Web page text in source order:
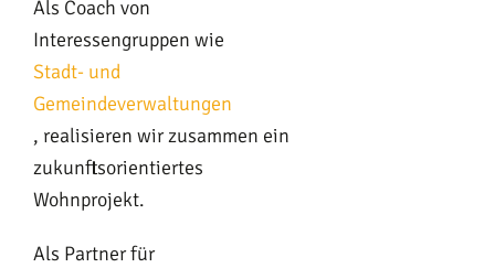
Als Coach von
Interessengruppen wie
Stadt- und
Gemeindeverwaltungen
, realisieren wir zusammen ein
zukunftsorientiertes
Wohnprojekt.
Als Partner für